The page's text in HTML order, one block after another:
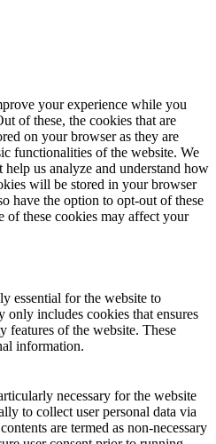
your experience while you
of these, the cookies that are
on your browser as they are
functionalities of the website. We
us analyze and understand how
will be stored in your browser
have the option to opt-out of these
of these cookies may affect your
essential for the website to
includes cookies that ensures
features of the website. These
information.
necessary for the website
to collect user personal data via
are termed as non-necessary